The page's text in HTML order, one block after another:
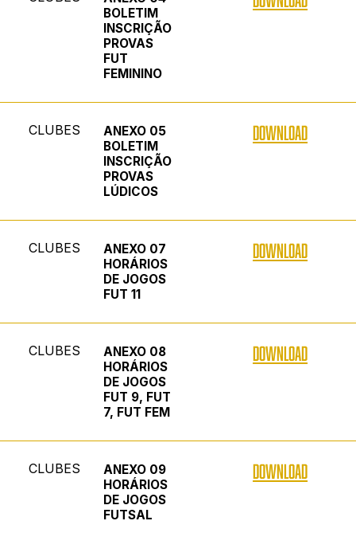
BOLETIM
INSCRIÇÃO
PROVAS
FUT
FEMININO
CLUBES
ANEXO 05
BOLETIM
INSCRIÇÃO
PROVAS
LÚDICOS
DOWNLOAD
CLUBES
ANEXO 07
HORÁRIOS
DE JOGOS
FUT 11
DOWNLOAD
CLUBES
ANEXO 08
HORÁRIOS
DE JOGOS
FUT 9, FUT
7, FUT FEM
DOWNLOAD
CLUBES
ANEXO 09
HORÁRIOS
DE JOGOS
FUTSAL
DOWNLOAD